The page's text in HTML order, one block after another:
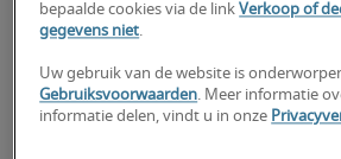
zelfstandige of freelancer aan
Grootste drijfveer? Eigen baas
meer flexibiliteit hebben. Het
verder aan dat de Belgische
bepaalde cookies via de link Verkoop of
gegevens niet.
Uw gebruik van de website is
Gebruiksvoorwaarden. Meer informatie
informatie delen, vindt u in onze